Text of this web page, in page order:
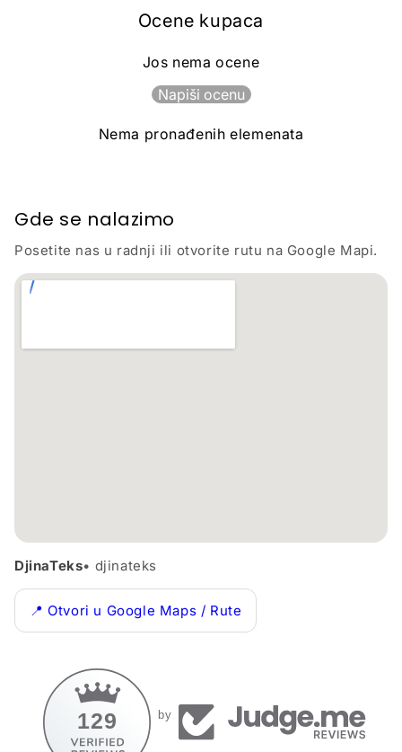
Ocene kupaca
Jos nema ocene
Napiši ocenu
Nema pronađenih elemenata
Gde se nalazimo
Posetite nas u radnji ili otvorite rutu na Google Mapi.
DjinaTeks• djinateks
📍 Otvori u Google Maps / Rute
129 by